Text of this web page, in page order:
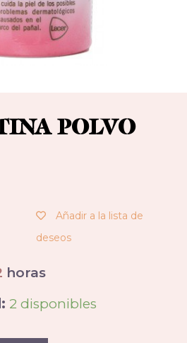
POLVO
Añadir a la lista de
deseos
horas
2 disponibles